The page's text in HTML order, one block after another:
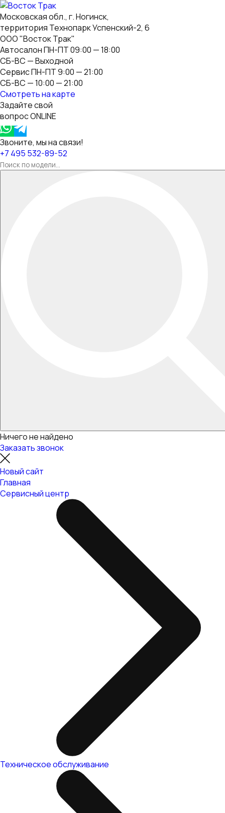
Московская обл., г. Ногинск,
территория Технопарк Успенский-2, 6
ООО "Восток Трак"
Автосалон ПН-ПТ 09:00 — 18:00
СБ-ВС — Выходной
Сервис ПН-ПТ 9:00 — 21:00
СБ-ВС — 10:00 — 21:00
Смотреть на карте
Задайте свой
вопрос ONLINE
Звоните, мы на связи!
+7 495 532-89-52
Ничего не найдено
Заказать звонок
Новый сайт
Главная
Сервисный центр
Техническое обслуживание